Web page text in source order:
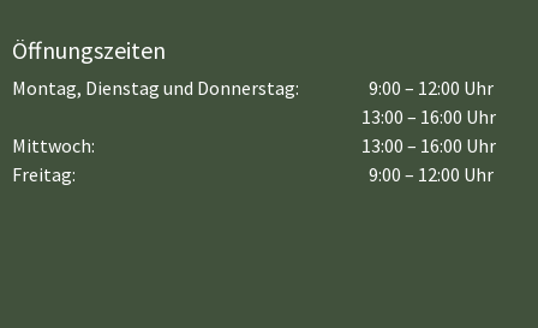
Öffnungszeiten
Montag, Dienstag und Donnerstag:
9:00 – 12:00 Uhr
13:00 – 16:00 Uhr
Mittwoch:
Freitag:
13:00 – 16:00 Uhr
9:00 – 12:00 Uhr